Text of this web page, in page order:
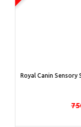
Royal Canin Sensory